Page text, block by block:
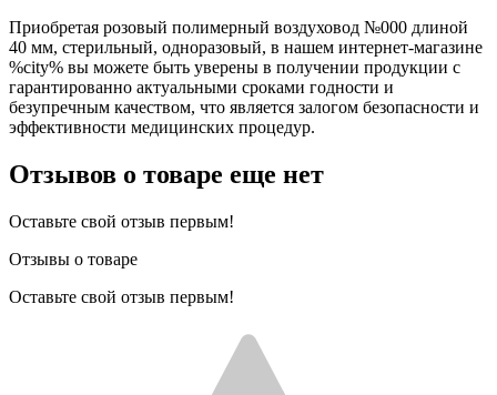
Приобретая розовый полимерный воздуховод №000 длиной
40 мм, стерильный, одноразовый, в нашем интернет-магазине
%city% вы можете быть уверены в получении продукции с
гарантированно актуальными сроками годности и
безупречным качеством, что является залогом безопасности и
эффективности медицинских процедур.
Отзывов о товаре еще нет
Оставьте свой отзыв первым!
Отзывы о товаре
Оставьте свой отзыв первым!